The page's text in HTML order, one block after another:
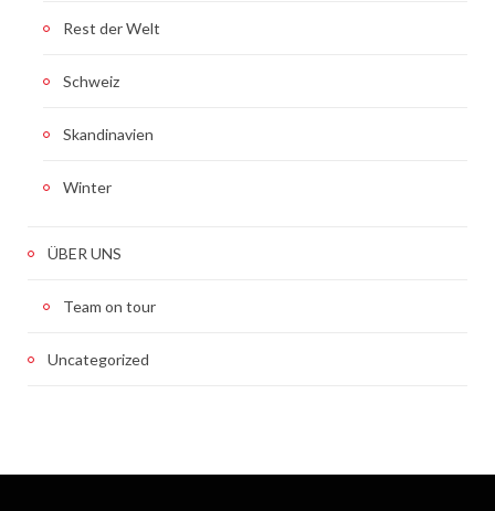
Rest der Welt
Schweiz
Skandinavien
Winter
ÜBER UNS
Team on tour
Uncategorized